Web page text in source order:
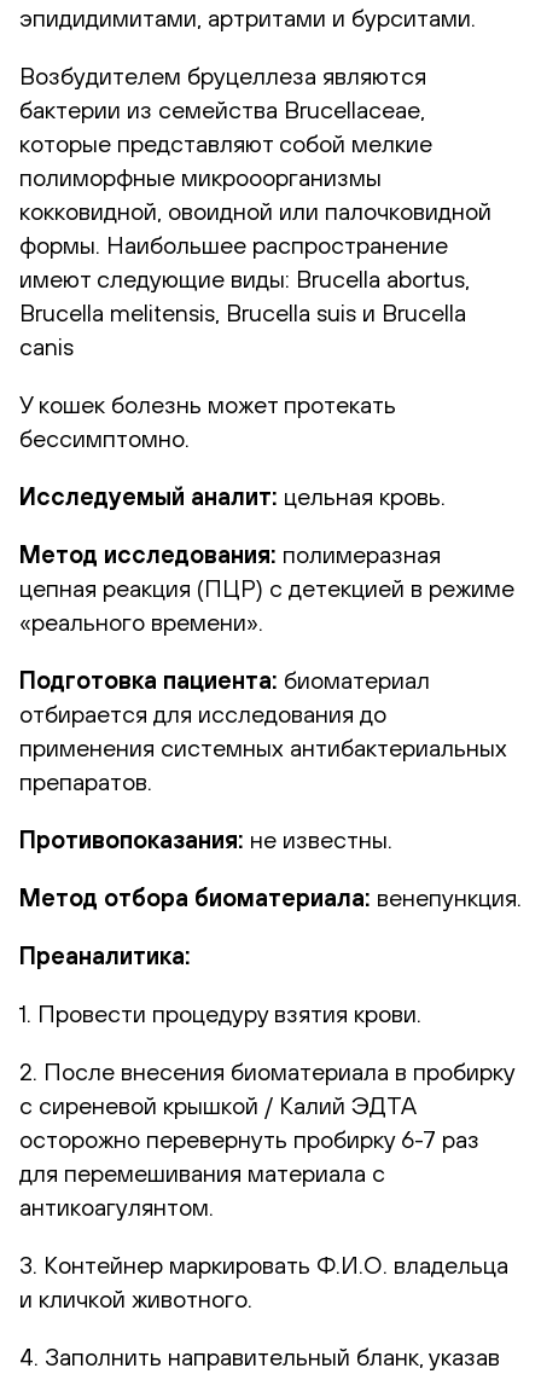
эпидидимитами, артритами и бурситами.
Возбудителем бруцеллеза являются
бактерии из семейства Brucellaceae,
которые представляют собой мелкие
полиморфные микрооорганизмы
кокковидной, овоидной или палочковидной
формы. Наибольшее распространение
имеют следующие виды: Brucella abortus,
Brucella melitensis, Brucella suis и Brucella
canis
У кошек болезнь может протекать
бессимптомно.
Исследуемый аналит: цельная кровь.
Метод исследования: полимеразная
цепная реакция (ПЦР) с детекцией в режиме
«реального времени».
Подготовка пациента: биоматериал
отбирается для исследования до
применения системных антибактериальных
препаратов.
Противопоказания: не известны.
Метод отбора биоматериала: венепункция.
Преаналитика:
1. Провести процедуру взятия крови.
2. После внесения биоматериала в пробирку
с сиреневой крышкой / Калий ЭДТА
осторожно перевернуть пробирку 6-7 раз
для перемешивания материала с
антикоагулянтом.
3. Контейнер маркировать Ф.И.О. владельца
и кличкой животного.
4. Заполнить направительный бланк, указав